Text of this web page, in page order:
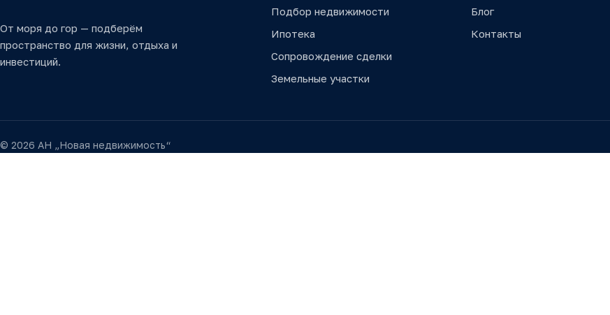
От моря до гор — подберём
пространство для жизни, отдыха и
инвестиций.
Подбор недвижимости
Ипотека
Сопровождение сделки
Земельные участки
Блог
Контакты
© 2026 АН „Новая недвижимость“